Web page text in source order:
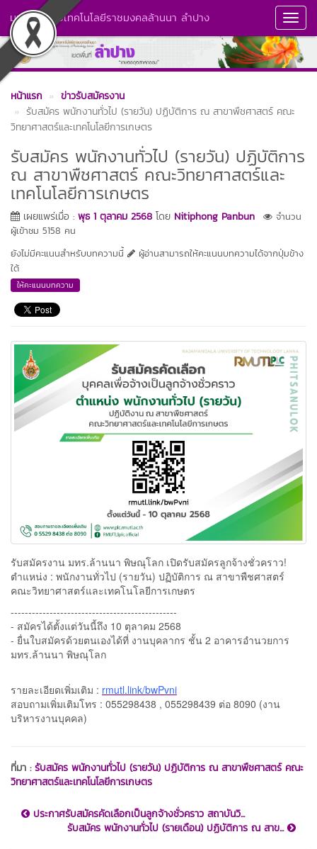
มหาวิทยาลัยเทคโนโลยีราชมงคลล้านนา ลำปาง
หน้าแรก
ข่าวรับสมัครงาน
รับสมัคร พนักงานทั่วไป (รายวัน) ปฏิบัติการ ณ สาขาพืชศาสตร์ คณะ
วิทยาศาสตร์และเทคโนโลยีการเกษตร
รับสมัคร พนักงานทั่วไป (รายวัน) ปฏิบัติการ
ณ สาขาพืชศาสตร์ คณะวิทยาศาสตร์และ
เทคโนโลยีการเกษตร
เผยแพร่เมื่อ : พุธ 1 ตุลาคม 2568 โดย Nitiphong Panbun
จำนวน
ผู้เข้าชม 5158 คน
ยังไม่มีคะแนนสำหรับบทความนี้
ผู้อ่านสามารถให้คะแนนบทความได้จากปุ่มข้าง
ใต้
ให้คะแนนบทความ
รับสมัครงาน มทร.ล้านนา พิษณุโลก เปิดรับสมัครลูกจ้างชั่วคราว!
ตำแหน่ง : พนักงานทั่วไป (รายวัน) ปฏิบัติการ ณ สาขาพืชศาสตร์
คณะวิทยาศาสตร์และเทคโนโลยีการเกษตร
-----------------------------------------------
- สมัครได้ตั้งแต่วันนี้ถึง 10 ตุลาคม 2568
- ยื่นใบสมัครด้วยตนเองได้ที่ งานบุคลากร ชั้น 2 อาคารอำนวยการ
มทร.ล้านนา พิษณุโลก
รายละเอียดเพิ่มเติม : rmutl.link/bwPvni
สอบถามเพิ่มเติมโทร : 055298438 , 055298439 ต่อ 8090 (งาน
บริหารงานบุคคล)
ที่มา :รับสมัคร พนักงานทั่วไป (รายวัน) ปฏิบัติการ ณ สาขาพืชศาสตร์ คณะ
วิทยาศาสตร์และเทคโนโลยีการเกษตร
ประกาศรับสมัครคัดเลือกเป็นลูกจ้างชั่วคราว สถาบันวิ...
รับสมัคร พนักงานทั่วไป (รายเดือน) ปฏิบัติการ ณ สาข...